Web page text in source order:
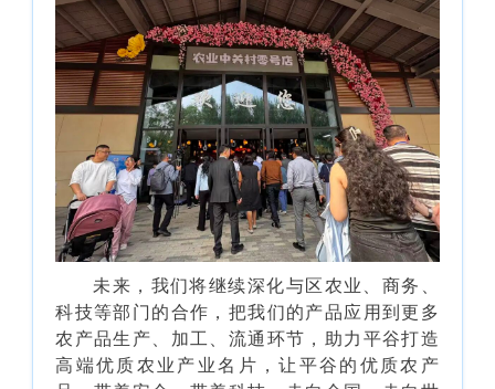
未来，我们将继续深化与区农业、商务、
科技等部门的合作，把我们的产品应用到更多
农产品生产、加工、流通环节，助力平谷打造
高端优质农业产业名片，让平谷的优质农产